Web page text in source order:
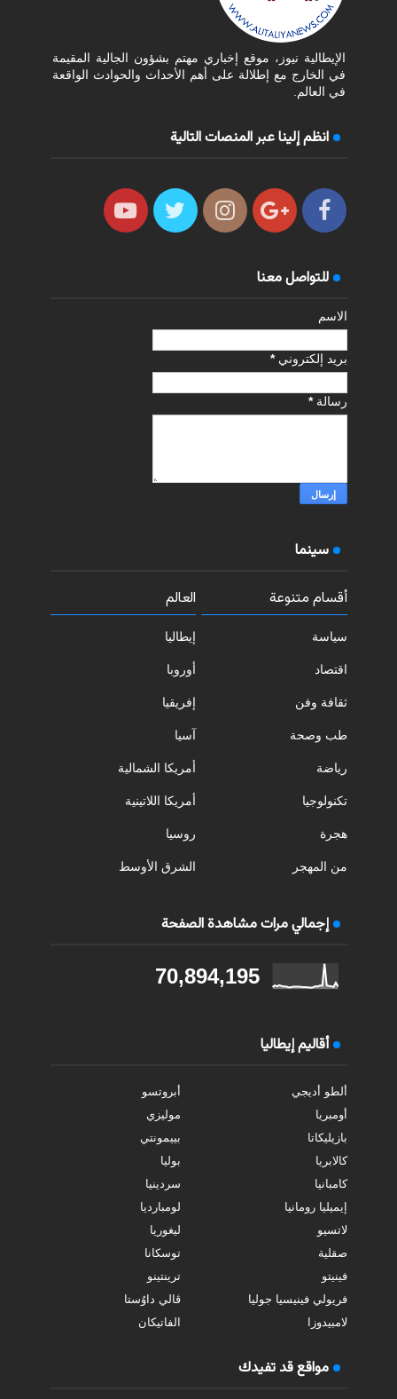
الإيطالية نيوز، موقع إخباري مهتم بشؤون الجالية المقيمة
في الخارج مع إطلالة على أهم الأحداث والحوادث الواقعة
في العالم.
انظم إلينا عبر المنصات التالية
للتواصل معنا
الاسم
بريد إلكتروني*
رسالة*
سينما
أقسام متنوعة
سياسة
اقتصاد
ثقافة وفن
طب وصحة
رياضة
تكنولوجيا
هجرة
من المهجر
العالم
إيطاليا
أوروبا
إفريقيا
آسيا
أمريكا الشمالية
أمريكا اللاتينية
روسيا
الشرق الأوسط
إجمالي مرات مشاهدة الصفحة
70,894,195
أقاليم إيطاليا
ألطو أديجي
أبروتسو
أومبريا
موليزي
بازيليكاتا
بييمونتي
كالابريا
بوليا
كامبانيا
سردينيا
إيميليا رومانيا
لومبارديا
لاتسيو
ليغوريا
صقلية
توسكانا
فينيتو
ترينتينو
فريولي فينيسيا جوليا
ڤالي داوُستا
لامبيدوزا
الفاتيكان
مواقع قد تفيدك